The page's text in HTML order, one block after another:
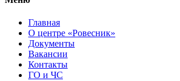
Главная
О центре «Ровесник»
Документы
Вакансии
Контакты
ГО и ЧС